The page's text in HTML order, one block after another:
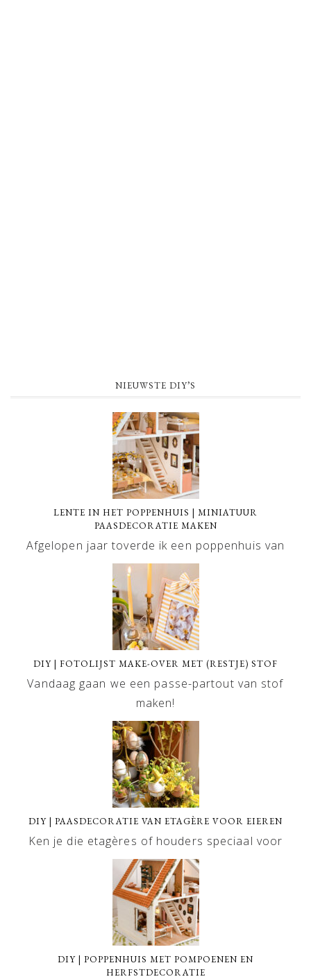
NIEUWSTE DIY’S
LENTE IN HET POPPENHUIS | MINIATUUR
PAASDECORATIE MAKEN
Afgelopen jaar toverde ik een poppenhuis van
DIY | FOTOLIJST MAKE-OVER MET (RESTJE) STOF
Vandaag gaan we een passe-partout van stof
maken!
DIY | PAASDECORATIE VAN ETAGÈRE VOOR EIEREN
Ken je die etagères of houders speciaal voor
DIY | POPPENHUIS MET POMPOENEN EN
HERFSTDECORATIE